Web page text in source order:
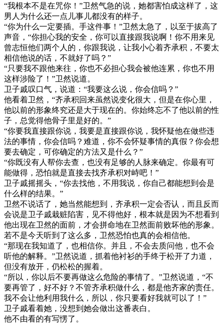
“我根本不是在咒你！”卫然气急的说，她都害怕成这样了，这
男人为什么还一点儿事儿都没有的样子。
“你为什么一定要插。手这件事！”卫然太急了，以至于拔高了
声音，“你担心我的安全，你可以直接跟我说啊！你不用来见
曾志恒他们两个人的，你跟我说，让我小心着齐承积，不要太
相信他说的话，不就好了吗？”
“只要我不跟他来往，你也不必担心我会被他连累，你也不用
这样涉险了！”卫然说道。
卫子戚叹口气，说道：“我要这么说，你会信吗？”
他看着卫然，“齐承积回来虽然说变化很大，但是在你心里，
他以前的形象终究还是大于现在的。你始终忘不了他以前的性
子，总觉得他骨子里是好的。”
“你要我直接跟你说，我要是直接跟你说，我怀疑他在做些违
法的事情，你会信吗？难道，你不会怀疑事情的真假？你会想
要去确定，可你确定的方法又是什么？”
“你既没有人帮你去查，也没有足够的人脉来确定。你最有可
能做得，恐怕就是直接去找齐承积对峙吧！”
卫子戚摇摇头，“你去找他，不用我说，你自己都能想到会是
什么样的结果。”
卫然不说话了，她当然能想到，齐承积一定会否认，而且反而
会说是卫子戚栽赃陷害，见不得他好，根本就是因为不想看到
他出现在卫然的面前，才会拼命地在卫然面前败坏他的形象。
若不是今天听到了这么多，卫然恐怕也真的会相信他。
“那现在我知道了，也相信你。并且，不会去质问他，也不会
听他的解释。”卫然说道，抓着他衬衫的手终于松开了力道，
但没有放开，仍松松的握着。
“所以，你以后不要再做这么危险的事情了。”卫然说道，“不
要再管了，好不好？不管齐承积做什么，都是他齐家的责任。
我不会让他利用我什么，所以，你只要看好我就可以了！”
卫子戚看着她，没想到她会做出这番表白。
他不由看的有写愣了。